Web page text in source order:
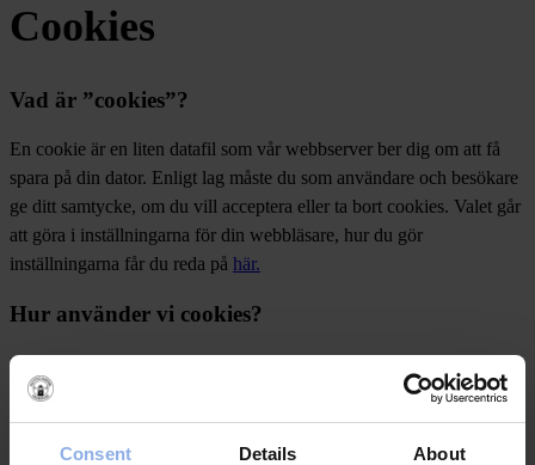
Consent Details About
Cookies
Vad är ”cookies”?
En cookie är en liten datafil som vår webbserver ber dig om att få
spara på din dator. Enligt lag måste du som användare och besökare
ge ditt samtycke, om du vill acceptera eller ta bort cookies. Valet går
att göra i inställningarna för din webbläsare, hur du gör
inställningarna får du reda på här.
Hur använder vi cookies?
Vi använder cookies för att kunna ge dig som besöker
saltvikscamping.se en bättre upplevelse. En del cookies används för
att samla statistik om antalet besökare. Sidan inhämtar även
information om vilket operativsystem och vilken webbläsare, samt